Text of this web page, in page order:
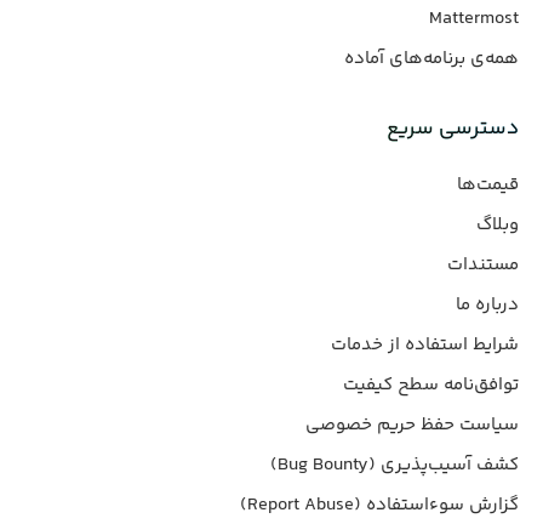
Mattermost
همه‌ی برنامه‌های آماده
دسترسی سریع
قیمت‌ها
وبلاگ
مستندات
درباره ما
شرایط استفاده از خدمات
توافق‌نامه سطح کیفیت
سیاست حفظ حریم خصوصی
کشف آسیب‌پذیری (Bug Bounty)
گزارش سوءاستفاده (Report Abuse)